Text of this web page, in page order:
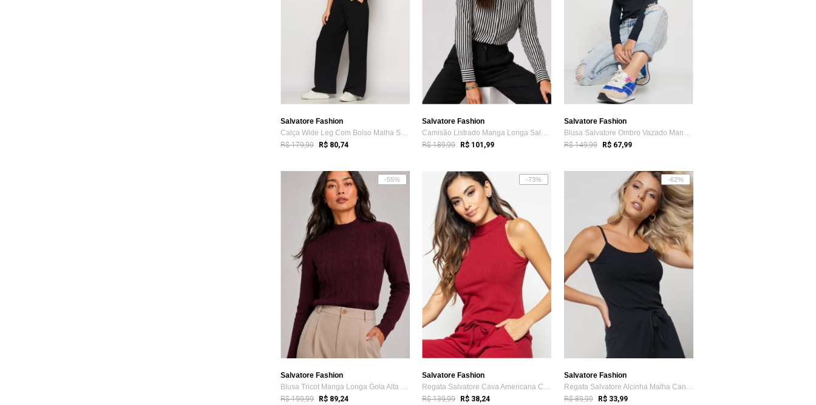
Salvatore Fashion
Calça Wide Leg Com Bolso Malha Salvatore...
R$ 179,99 R$ 80,74
Salvatore Fashion
Camisão Listrado Manga Longa Salvatore Preto
R$ 189,99 R$ 101,99
Salvatore Fashion
Blusa Salvatore Ombro Vazado Manga Longa...
R$ 149,99 R$ 67,99
-55%
Salvatore Fashion
Blusa Tricot Manga Longa Gola Alta com T...
R$ 199,99 R$ 89,24
-73%
Salvatore Fashion
Regata Salvatore Cava Americana Canelada Vermelho
R$ 139,99 R$ 38,24
-62%
Salvatore Fashion
Regata Salvatore Alcinha Malha Canelada Preta
R$ 89,99 R$ 33,99